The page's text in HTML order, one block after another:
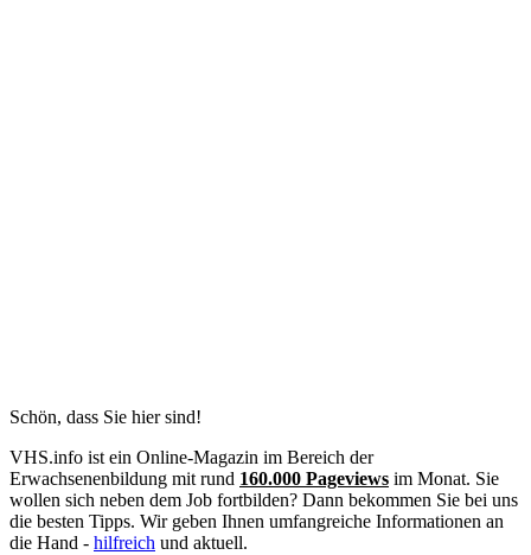
Schön, dass Sie hier sind!
VHS.info ist ein Online-Magazin im Bereich der
Erwachsenenbildung mit rund 160.000 Pageviews im Monat. Sie
wollen sich neben dem Job fortbilden? Dann bekommen Sie bei uns
die besten Tipps. Wir geben Ihnen umfangreiche Informationen an
die Hand - hilfreich und aktuell.